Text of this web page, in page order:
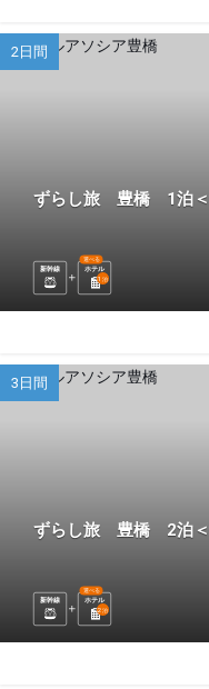
2日間
ずらし旅 豊橋 1泊＜
新幹線 ホテル
選べる
1 泊
3日間
ずらし旅 豊橋 2泊＜
新幹線 ホテル
選べる
2泊